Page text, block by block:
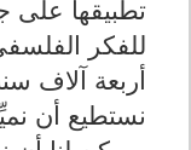
تطبيقها على
للفكر
أربعة آلاف
نستطيع أن